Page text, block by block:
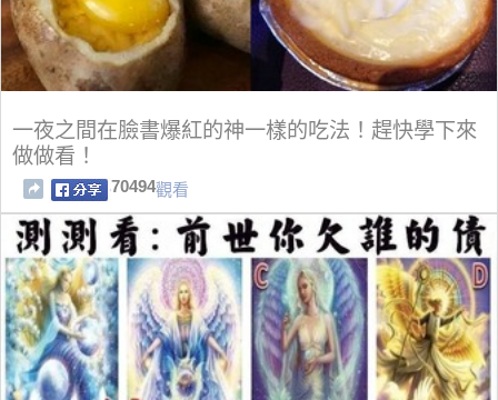
一夜之間在臉書爆紅的神一樣的吃法！趕快學下來
做做看！
70494觀看